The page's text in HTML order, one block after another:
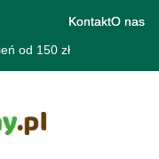
KontaktO nas
od 150 zł